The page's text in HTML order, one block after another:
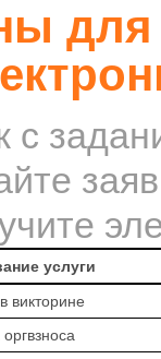
для
с
услуги
викторине